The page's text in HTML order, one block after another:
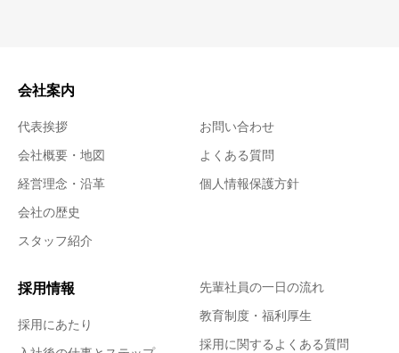
会社案内
代表挨拶
会社概要・地図
経営理念・沿革
会社の歴史
スタッフ紹介
お問い合わせ
よくある質問
個人情報保護方針
採用情報
採用にあたり
先輩社員の一日の流れ
教育制度・福利厚生
採用に関するよくある質問